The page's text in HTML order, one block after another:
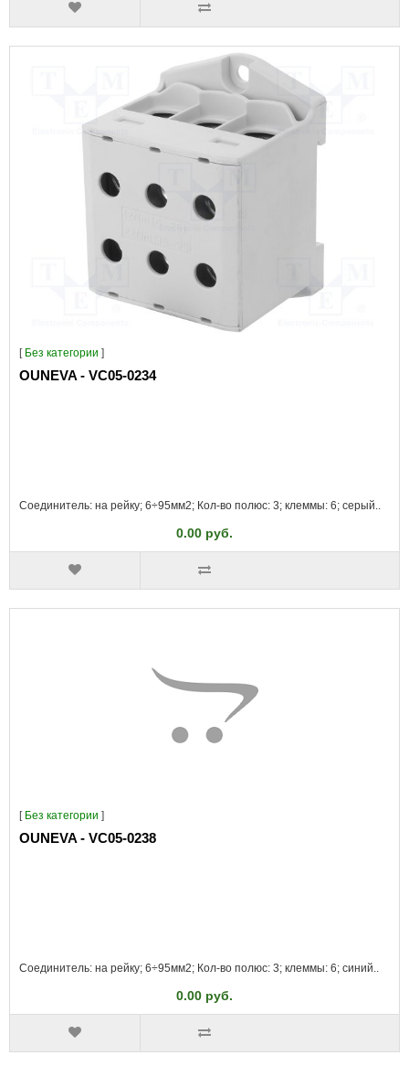
[ Без категории ]
OUNEVA - VC05-0234
Соединитель: на рейку; 6÷95мм2; Кол-во полюс: 3; клеммы: 6; серый..
0.00 руб.
[ Без категории ]
OUNEVA - VC05-0238
Соединитель: на рейку; 6÷95мм2; Кол-во полюс: 3; клеммы: 6; синий..
0.00 руб.